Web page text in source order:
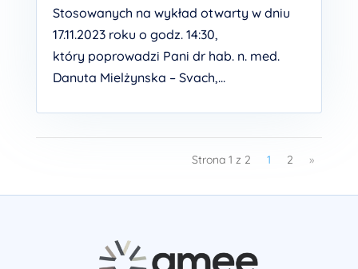
Stosowanych na wykład otwarty w dniu
17.11.2023 roku o godz. 14:30,
który poprowadzi Pani dr hab. n. med.
Danuta Mielżynska – Svach,...
Strona 1 z 2 1 2 »